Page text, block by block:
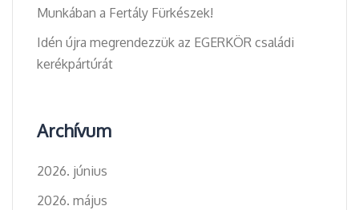
Munkában a Fertály Fürkészek!
Idén újra megrendezzük az EGERKÖR családi
kerékpártúrát
Archívum
2026. június
2026. május